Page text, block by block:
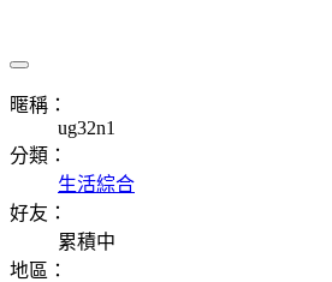
暱稱：
ug32n1
分類：
生活綜合
好友：
累積中
地區：